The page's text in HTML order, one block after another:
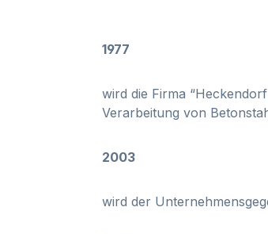
1977
wird die Firma
Verarbeitung von
2003
wird der